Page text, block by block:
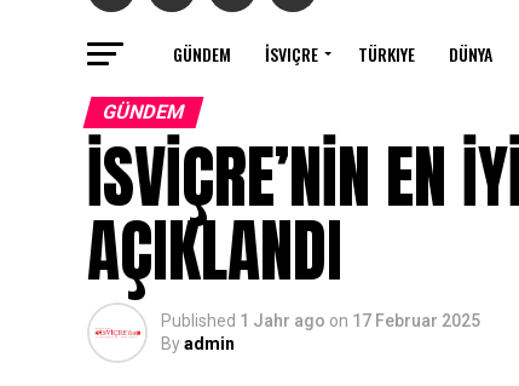
GÜNDEM İSVIÇRE TÜRKIYE DÜNYA
GÜNDEM
İSVİÇRE’NİN EN
AÇIKLANDI
Published 1 Jahr ago on 17 Februar 2025
Byadmin